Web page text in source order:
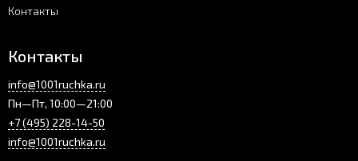
Контакты
Контакты
info@1001ruchka.ru
Пн—Пт, 10:00—21:00
+7 (495) 228-14-50
info@1001ruchka.ru